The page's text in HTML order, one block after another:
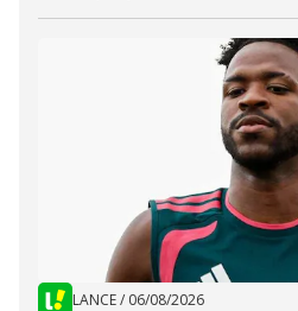
LANCE/ 06/08/2026